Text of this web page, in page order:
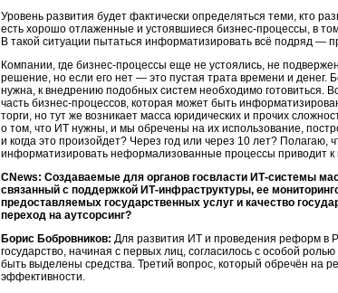
Уровень развития будет фактически определяться теми, кто
есть хорошо отлаженные и устоявшиеся бизнес-процессы, в
В такой ситуации пытаться информатизировать всё подряд —
Компании, где бизнес-процессы еще не устоялись, не
решение, но если его нет — это пустая трата времени и денег.
нужна, к внедрению подобных систем необходимо готовиться.
часть бизнес-процессов, которая может быть
торги, но тут же возникает масса юридических и прочих
о том, что ИТ нужны, и мы обречены на их использование,
и когда это произойдет? Через год или через 10 лет?
информатизировать неформализованные процессы приводит к
CNews: Создаваемые для органов госвласти ИТ-системы
связанный с поддержкой ИТ-инфраструктуры, ее
предоставляемых государственных услуг и качество
переход на аутсорсинг?
Борис Бобровников: Для развития ИТ и проведения реформ в
государство, начиная с первых лиц, согласилось с особой
быть выделены средства. Третий вопрос, который обречён на
эффективности.